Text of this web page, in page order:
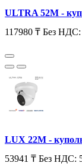
ULTRA 52M -
117980 ₸ Без НДС:
LUX 22M -
53941 ₸ Без НДС: